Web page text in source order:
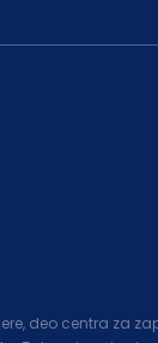
deo centra za